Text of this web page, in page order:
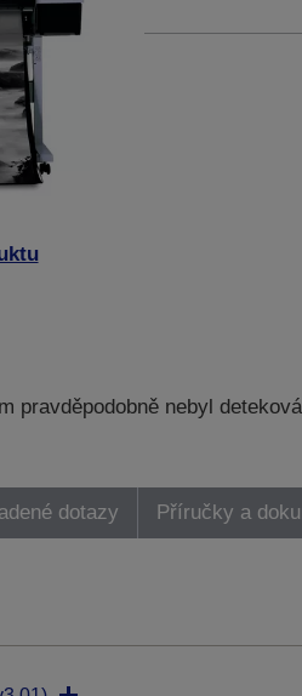
pravděpodobně nebyl
dotazy Příručky a